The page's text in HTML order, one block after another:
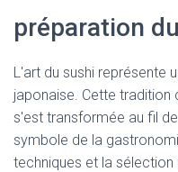
préparation
L'art du sushi représente
japonaise. Cette tradition
s'est transformée au fil
symbole de la
techniques et la sélection